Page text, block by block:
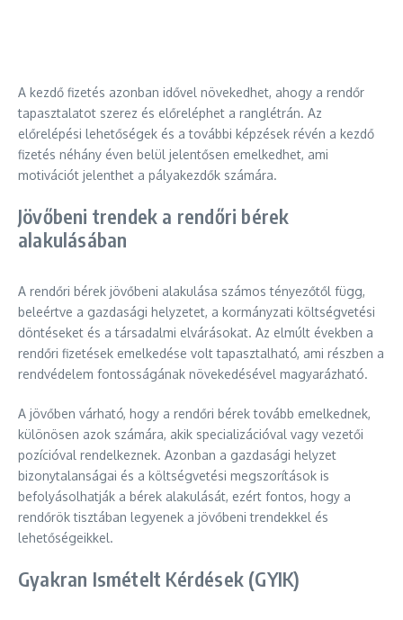
A kezdő fizetés azonban idővel növekedhet, ahogy a rendőr
tapasztalatot szerez és előreléphet a ranglétrán. Az
előrelépési lehetőségek és a további képzések révén a kezdő
fizetés néhány éven belül jelentősen emelkedhet, ami
motivációt jelenthet a pályakezdők számára.
Jövőbeni trendek a rendőri bérek
alakulásában
A rendőri bérek jövőbeni alakulása számos tényezőtől függ,
beleértve a gazdasági helyzetet, a kormányzati költségvetési
döntéseket és a társadalmi elvárásokat. Az elmúlt években a
rendőri fizetések emelkedése volt tapasztalható, ami részben a
rendvédelem fontosságának növekedésével magyarázható.
A jövőben várható, hogy a rendőri bérek tovább emelkednek,
különösen azok számára, akik specializációval vagy vezetői
pozícióval rendelkeznek. Azonban a gazdasági helyzet
bizonytalanságai és a költségvetési megszorítások is
befolyásolhatják a bérek alakulását, ezért fontos, hogy a
rendőrök tisztában legyenek a jövőbeni trendekkel és
lehetőségeikkel.
Gyakran Ismételt Kérdések (GYIK)